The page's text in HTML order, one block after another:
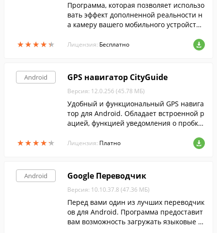
★★★★★
★★★★★
Программа, которая позволяет использо
вать эффект дополненной реальности н
а камеру вашего мобильного устройства
объекты ещё перед съемкой.
Лицензия: Бесплатно
Android
★★★★★
★★★★★
GPS навигатор CityGuide
Версия: 12.0.256 (45.78 МБ)
Удобный и функциональный GPS навига
тор для Android. Обладает встроенной р
ацией, функцией уведомления о пробка
чих полезных функций.
Лицензия: Платно
Android Google Переводчик
Версия: 10.10.37.8 (47.36 МБ)
Перед вами один из лучших переводчик
ов для Android. Программа предоставит
вам возможность загружать языковые п